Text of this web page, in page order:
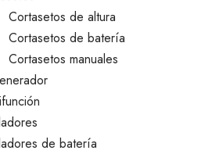
Cortasetos de altura
Cortasetos de batería
Cortasetos manuales
de batería